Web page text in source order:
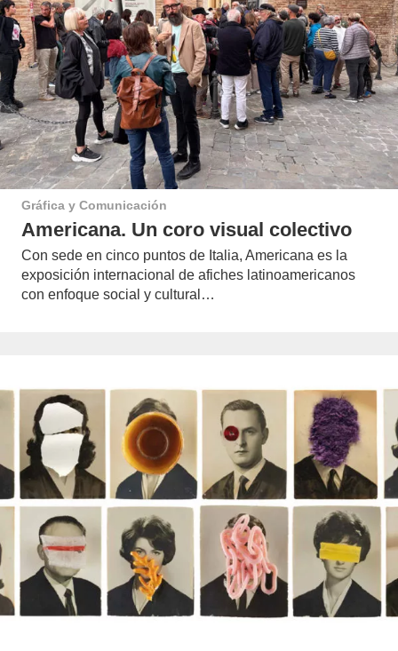
Gráfica y Comunicación
Americana. Un coro visual colectivo
Con sede en cinco puntos de Italia, Americana es la
exposición internacional de afiches latinoamericanos
con enfoque social y cultural…